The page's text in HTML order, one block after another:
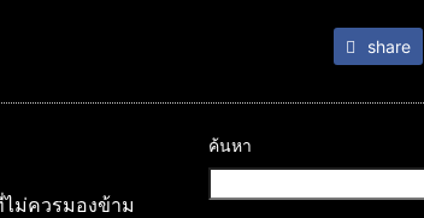
share
ม่ควรมองข้าม
ค้นหา